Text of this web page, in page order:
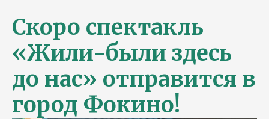
Скоро спектакль
«Жили-были здесь
до нас» отправится в
город Фокино!